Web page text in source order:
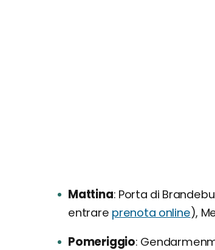
Mattina Porta di
entrare prenota online),
Pomeriggio